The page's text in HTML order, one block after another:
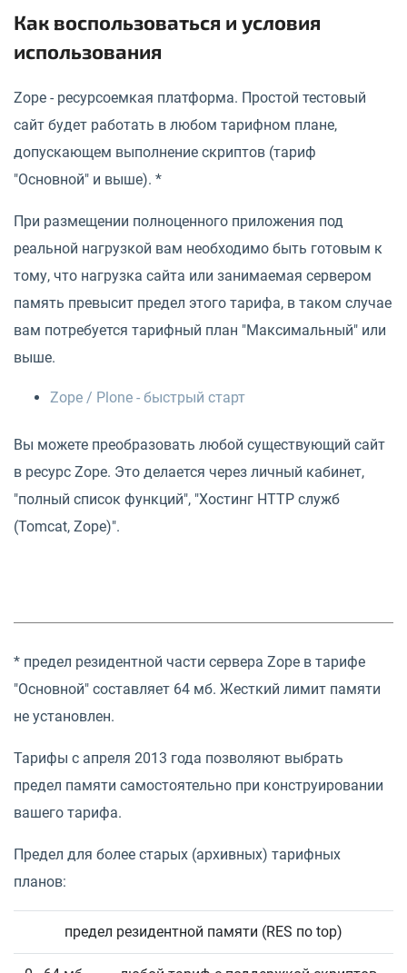
Как воспользоваться и условия
использования
Zope - ресурсоемкая платформа. Простой тестовый
сайт будет работать в любом тарифном плане,
допускающем выполнение скриптов (тариф
"Основной" и выше). *
При размещении полноценного приложения под
реальной нагрузкой вам необходимо быть готовым к
тому, что нагрузка сайта или занимаемая сервером
память превысит предел этого тарифа, в таком случае
вам потребуется тарифный план "Максимальный" или
выше.
Zope / Plone - быстрый старт
Вы можете преобразовать любой существующий сайт
в ресурс Zope. Это делается через личный кабинет,
"полный список функций", "Хостинг HTTP служб
(Tomcat, Zope)".
* предел резидентной части сервера Zope в тарифе
"Основной" составляет 64 мб. Жесткий лимит памяти
не установлен.
Тарифы с апреля 2013 года позволяют выбрать
предел памяти самостоятельно при конструировании
вашего тарифа.
Предел для более старых (архивных) тарифных
планов:
предел резидентной памяти (RES по top)